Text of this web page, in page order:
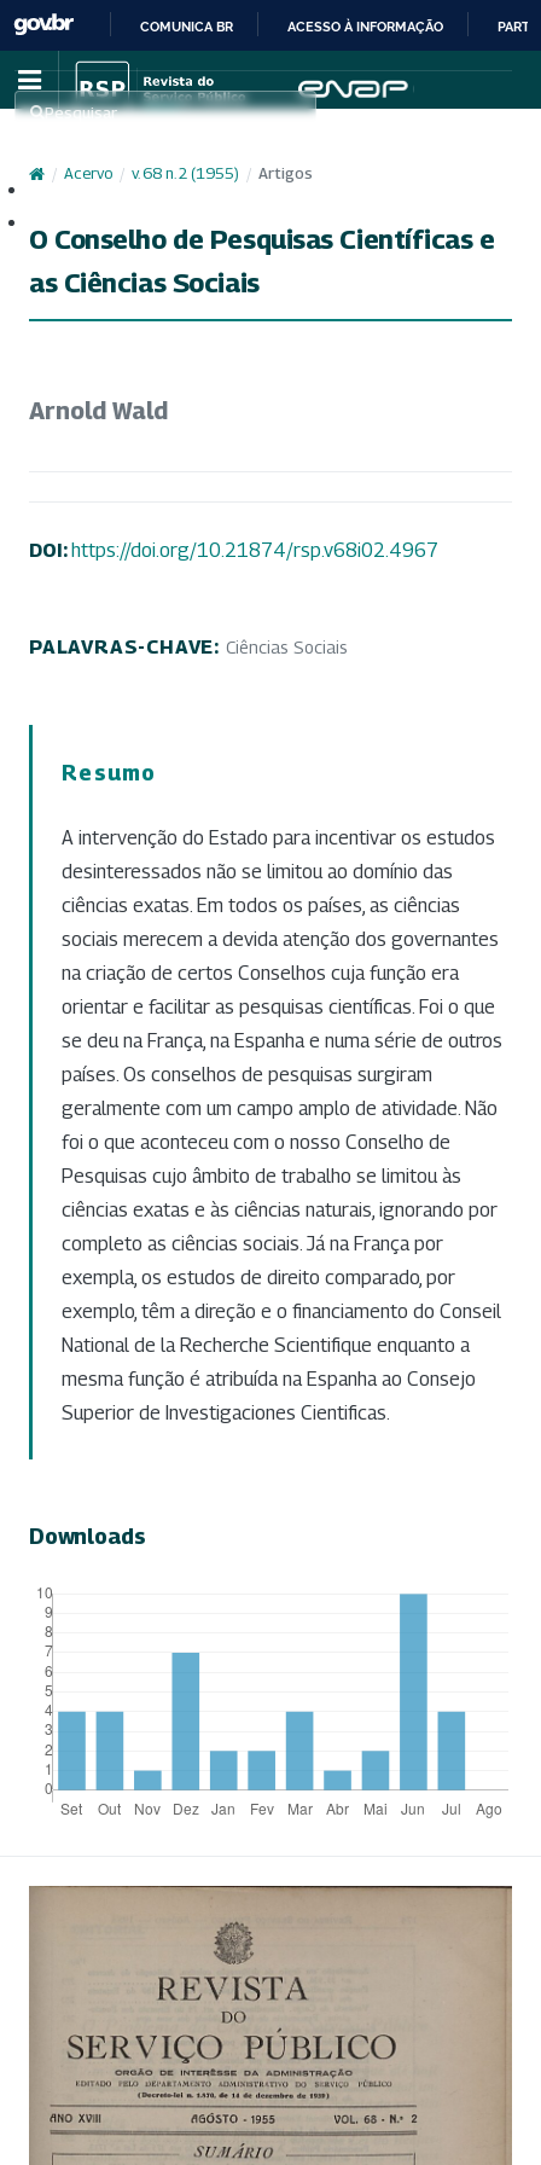
IR
PARA
CONTEÚDO
COMUNICA BR ACESSO À INFORMAÇÃO
Pesquisar
/ Acervo / v. 68 n. 2 (1955) / Artigos
O Conselho de Pesquisas Científicas e
as Ciências Sociais
Arnold Wald
DOI:https://doi.org/10.21874/rsp.v68i02.4967
PALAVRAS-CHAVE: Ciências Sociais
Resumo
A intervenção do Estado para incentivar os estudos
desinteressados não se limitou ao domínio das
ciências exatas. Em todos os países, as ciências
sociais merecem a devida atenção dos governantes
na criação de certos Conselhos cuja função era
orientar e facilitar as pesquisas científicas. Foi o que
se deu na França, na Espanha e numa série de outros
países. Os conselhos de pesquisas surgiram
geralmente com um campo amplo de atividade. Não
foi o que aconteceu com o nosso Conselho de
Pesquisas cujo âmbito de trabalho se limitou às
ciências exatas e às ciências naturais, ignorando por
completo as ciências sociais. Já na França por
exempla, os estudos de direito comparado, por
exemplo, têm a direção e o financiamento do Conseil
National de la Recherche Scientifique enquanto a
mesma função é atribuída na Espanha ao Consejo
Superior de Investigaciones Cientificas.
Downloads